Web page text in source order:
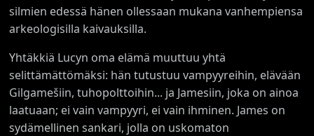
silmien edessä hänen ollessaan mukana vanhempiensa
arkeologisilla kaivauksilla.
Yhtäkkiä Lucyn oma elämä muuttuu yhtä
selittämättömäksi: hän tutustuu vampyyreihin, elävään
Gilgamešiin, tuhopolttoihin... ja Jamesiin, joka on ainoa
laatuaan; ei vain vampyyri, ei vain ihminen. James on
sydämellinen sankari, jolla on uskomaton